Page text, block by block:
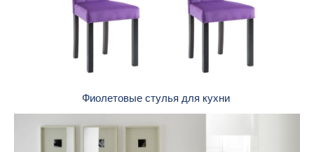
Фиолетовые стулья для кухни